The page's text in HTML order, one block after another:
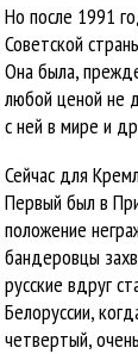
Но после 1991
Советской
Она была,
любой ценой не
с ней в мире и
Сейчас для
Первый был в
положение
бандеровцы
русские вдруг
Белоруссии,
четвертый,